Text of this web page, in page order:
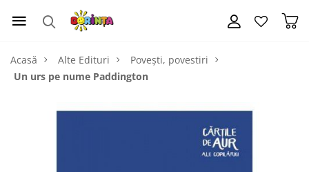
Acasă Alte Edituri
Povești, povestiri
Un urs pe nume Paddington